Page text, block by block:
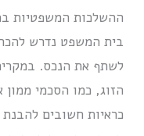
ההשלכות המשפטיות
בית המשפט נדרש
לשתף את הנכס.
הזוג, כמו הסכמי
כראיות חשובים